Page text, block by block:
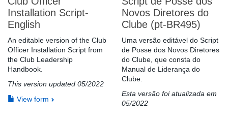
Installation Script-
English
An editable version of the Club
Officer Installation Script from
the Club Leadership
Handbook.
This version updated 05/2022
View form
Novos Diretores do
Clube (pt-BR495)
Uma versão editável do Script
de Posse dos Novos Diretores
do Clube, que consta do
Manual de Liderança do
Clube.
Esta versão foi atualizada em
05/2022